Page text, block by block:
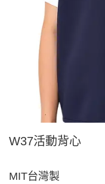
W37活動背心
MIT台灣製